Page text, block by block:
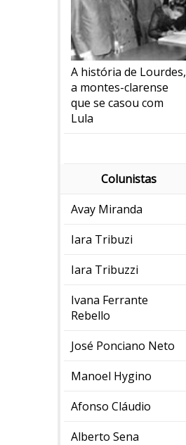
A história de Lourdes,
a montes-clarense
que se casou com
Lula
Colunistas
Avay Miranda
Iara Tribuzi
Iara Tribuzzi
Ivana Ferrante
Rebello
José Ponciano Neto
Manoel Hygino
Afonso Cláudio
Alberto Sena